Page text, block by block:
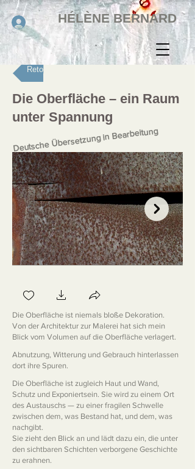
HÉLÈNE BERNARD
Retour
Die Oberfläche – ein Raum
unter Spannung
Deutsche Übersetzung in Bearbeitung
Die Oberfläche ist niemals bloße Dekoration.
Von der Architektur zur Malerei hat sich mein
Blick vom Volumen auf die Oberfläche verlagert.
Abnutzung, Witterung und Gebrauch hinterlassen
dort ihre Spuren.
Die Oberfläche ist zugleich Haut und Wand,
Schutz und Exponiertsein. Sie wird zu einem Ort
des Austauschs — zu einer fragilen Schwelle
zwischen dem, was Bestand hat, und dem, was
nachgibt.
Sie zieht den Blick an und lädt dazu ein, die unter
den sichtbaren Schichten verborgene Geschichte
zu erahnen.